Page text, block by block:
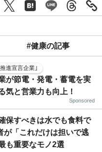
#健康の記事
進宣言企業｣
が節電・発電・蓄電を実
気と営業力も向上！
Sponsored
保すべきは水でも食料で
が「これだけは担いで逃
も重要なモノ2選